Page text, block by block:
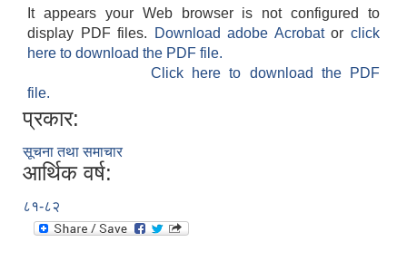
It appears your Web browser is not configured to
display PDF files.
Download adobe Acrobatorclick
here to download the PDF file.
Click here to download the PDF
file.
प्रकार:
सूचना तथा समाचार
आर्थिक वर्ष:
८१-८२